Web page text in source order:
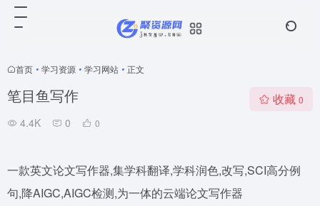
首页 • 学习资源 • 学习网站 • 正文
笔目鱼写作
4.4K 0 0
收藏 0
一款英文论文写作器,集学科翻译,学科润色,改写,SCI高分例
句,降AIGC,AIGC检测,为一体的云端论文写作器